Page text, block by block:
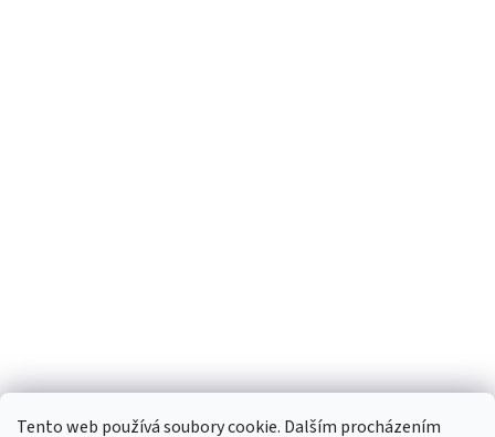
Tento web používá soubory cookie. Dalším procházením